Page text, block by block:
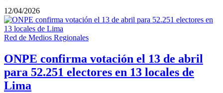
12/04/2026
Red de Medios Regionales
ONPE confirma votación el 13 de abril
para 52.251 electores en 13 locales de
Lima